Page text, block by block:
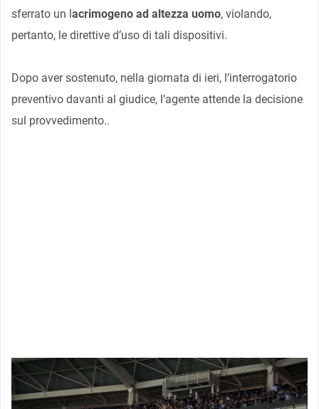
sferrato un lacrimogeno ad altezza uomo, violando,
pertanto, le direttive d’uso di tali dispositivi.
Dopo aver sostenuto, nella giornata di ieri, l’interrogatorio
preventivo davanti al giudice, l’agente attende la decisione
sul provvedimento..